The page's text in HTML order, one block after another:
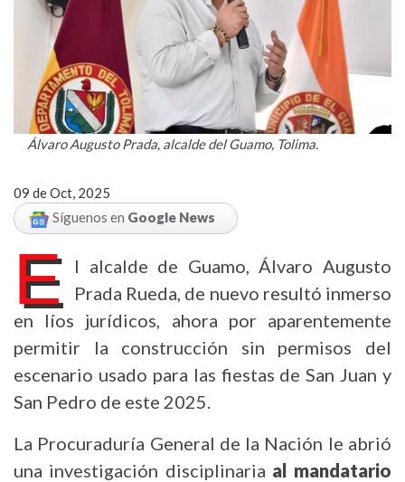
Álvaro Augusto Prada, alcalde del Guamo, Tolima.
09 de Oct, 2025
Síguenos en Google News
E
l alcalde de Guamo, Álvaro Augusto
Prada Rueda, de nuevo resultó inmerso
en líos jurídicos, ahora por aparentemente
permitir la construcción sin permisos del
escenario usado para las fiestas de San Juan y
San Pedro de este 2025.
La Procuraduría General de la Nación le abrió
una investigación disciplinaria al mandatario